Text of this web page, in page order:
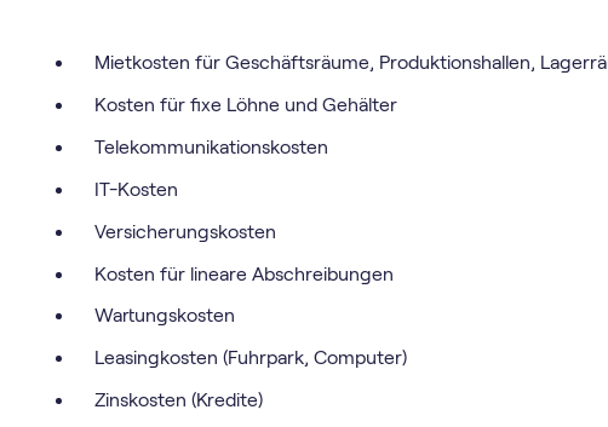
Mietkosten für Geschäftsräume, Produktionshallen,
Kosten für fixe Löhne und Gehälter
Telekommunikationskosten
IT-Kosten
Versicherungskosten
Kosten für lineare Abschreibungen
Wartungskosten
Leasingkosten (Fuhrpark, Computer)
Zinskosten (Kredite)